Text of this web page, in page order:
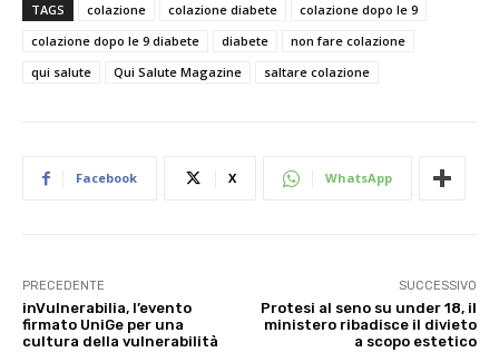
TAGS colazione colazione diabete
colazione dopo le 9
colazione dopo le 9 diabete
diabete
non fare colazione
qui salute
Qui Salute Magazine saltare colazione
Facebook X WhatsApp
PRECEDENTE
inVulnerabilia, l’evento
firmato UniGe per una
cultura della vulnerabilità
SUCCESSIVO
Protesi al seno su under 18, il
ministero ribadisce il divieto
a scopo estetico